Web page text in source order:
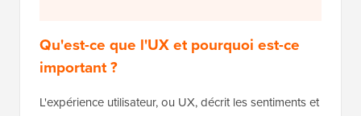
Qu'est-ce que l'UX et pourquoi est-ce
important ?
L'expérience utilisateur, ou UX, décrit les sentiments et